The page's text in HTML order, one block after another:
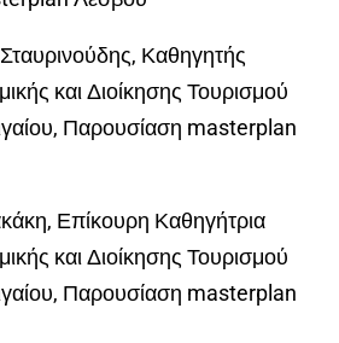
Καθηγητής
και Διοίκησης Τουρισμού
Παρουσίαση masterplan
Επίκουρη Καθηγήτρια
και Διοίκησης Τουρισμού
Παρουσίαση masterplan